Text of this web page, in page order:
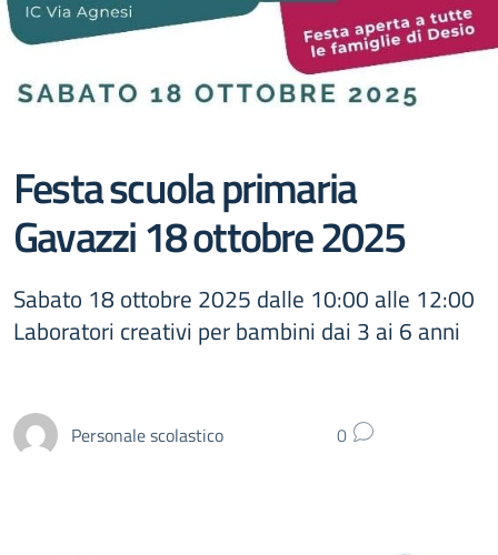
Festa scuola primaria
Gavazzi 18 ottobre 2025
Sabato 18 ottobre 2025 dalle 10:00 alle 12:00
Laboratori creativi per bambini dai 3 ai 6 anni
Personale scolastico 0